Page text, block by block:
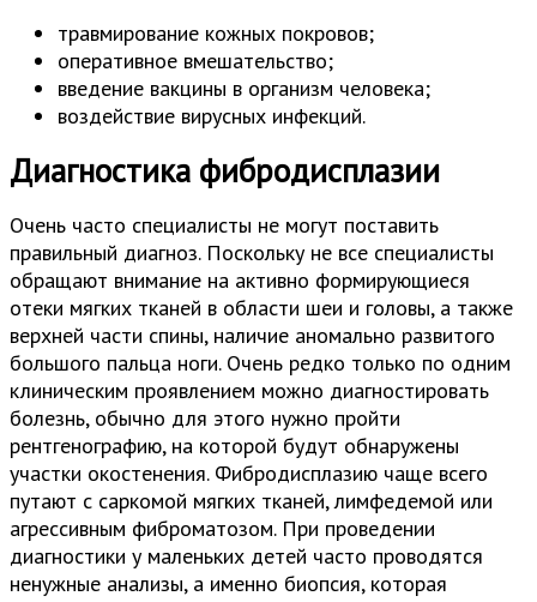
травмирование кожных покровов;
оперативное вмешательство;
введение вакцины в организм человека;
воздействие вирусных инфекций.
Диагностика фибродисплазии
Очень часто специалисты не могут поставить
правильный диагноз. Поскольку не все специалисты
обращают внимание на активно формирующиеся
отеки мягких тканей в области шеи и головы, а также
верхней части спины, наличие аномально развитого
большого пальца ноги. Очень редко только по одним
клиническим проявлением можно диагностировать
болезнь, обычно для этого нужно пройти
рентгенографию, на которой будут обнаружены
участки окостенения. Фибродисплазию чаще всего
путают с саркомой мягких тканей, лимфедемой или
агрессивным фиброматозом. При проведении
диагностики у маленьких детей часто проводятся
ненужные анализы, а именно биопсия, которая